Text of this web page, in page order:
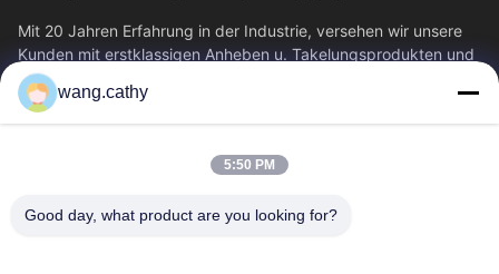
Mit 20 Jahren Erfahrung in der Industrie, versehen wir unsere
Kunden mit erstklassigen Anheben u. Takelungsprodukten und
kundenspezifischen...
Schnelllinks
Fabrik-Ausflug
Qualitätskontrolle
wang.cathy
5:50 PM
Good day, what product are you looking for?